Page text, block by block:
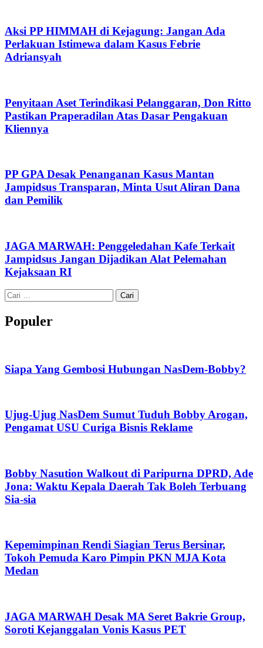
Aksi PP HIMMAH di Kejagung: Jangan Ada
Perlakuan Istimewa dalam Kasus Febrie
Adriansyah
Penyitaan Aset Terindikasi Pelanggaran, Don Ritto
Pastikan Praperadilan Atas Dasar Pengakuan
Kliennya
PP GPA Desak Penanganan Kasus Mantan
Jampidsus Transparan, Minta Usut Aliran Dana
dan Pemilik
JAGA MARWAH: Penggeledahan Kafe Terkait
Jampidsus Jangan Dijadikan Alat Pelemahan
Kejaksaan RI
Cari
untuk:
Populer
Siapa Yang Gembosi Hubungan NasDem-Bobby?
Ujug-Ujug NasDem Sumut Tuduh Bobby Arogan,
Pengamat USU Curiga Bisnis Reklame
Bobby Nasution Walkout di Paripurna DPRD, Ade
Jona: Waktu Kepala Daerah Tak Boleh Terbuang
Sia-sia
Kepemimpinan Rendi Siagian Terus Bersinar,
Tokoh Pemuda Karo Pimpin PKN MJA Kota
Medan
JAGA MARWAH Desak MA Seret Bakrie Group,
Soroti Kejanggalan Vonis Kasus PET